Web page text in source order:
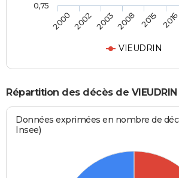
VIEUDRIN
2000 2002 20032008 2015 2016
0,75
Répartition des décès de
Données exprimées en nombre de
Insee)